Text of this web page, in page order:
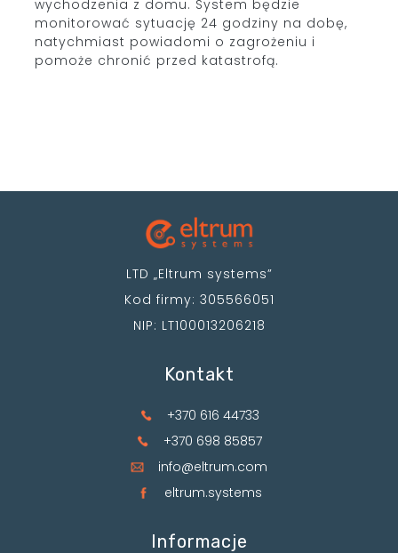
wychodzenia z domu. System będzie
monitorować sytuację 24 godziny na dobę,
natychmiast powiadomi o zagrożeniu i
pomoże chronić przed katastrofą.
LTD „Eltrum systems”
Kod firmy: 305566051
NIP: LT100013206218
Kontakt
+370 616 44733
+370 698 85857
info@eltrum.com
eltrum.systems
Informacje